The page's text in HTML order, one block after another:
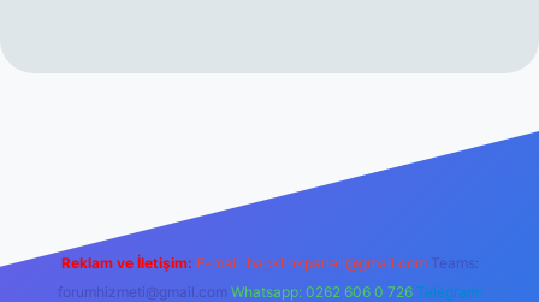
Reklam ve İletişim: E-mail: backlinkpaneli@gmail.com Teams:
forumhizmeti@gmail.com Whatsapp: 0262 606 0 726 Telegram: